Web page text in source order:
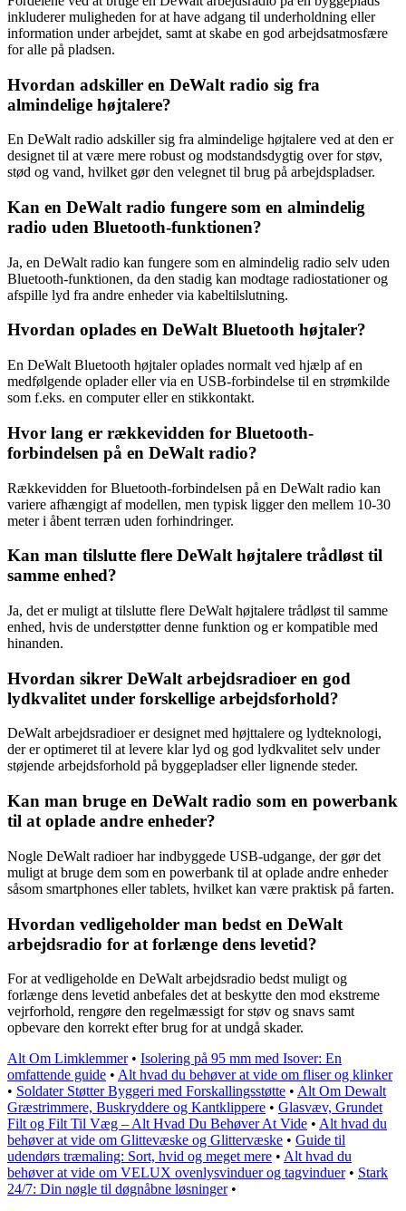
inkluderer muligheden for at have adgang til underholdning eller
information under arbejdet, samt at skabe en god arbejdsatmosfære
for alle på pladsen.
Hvordan adskiller en DeWalt radio sig fra
almindelige højtalere?
En DeWalt radio adskiller sig fra almindelige højtalere ved at den er
designet til at være mere robust og modstandsdygtig over for støv,
stød og vand, hvilket gør den velegnet til brug på arbejdspladser.
Kan en DeWalt radio fungere som en almindelig
radio uden Bluetooth-funktionen?
Ja, en DeWalt radio kan fungere som en almindelig radio selv uden
Bluetooth-funktionen, da den stadig kan modtage radiostationer og
afspille lyd fra andre enheder via kabeltilslutning.
Hvordan oplades en DeWalt Bluetooth højtaler?
En DeWalt Bluetooth højtaler oplades normalt ved hjælp af en
medfølgende oplader eller via en USB-forbindelse til en strømkilde
som f.eks. en computer eller en stikkontakt.
Hvor lang er rækkevidden for Bluetooth-
forbindelsen på en DeWalt radio?
Rækkevidden for Bluetooth-forbindelsen på en DeWalt radio kan
variere afhængigt af modellen, men typisk ligger den mellem 10-30
meter i åbent terræn uden forhindringer.
Kan man tilslutte flere DeWalt højtalere trådløst til
samme enhed?
Ja, det er muligt at tilslutte flere DeWalt højtalere trådløst til samme
enhed, hvis de understøtter denne funktion og er kompatible med
hinanden.
Hvordan sikrer DeWalt arbejdsradioer en god
lydkvalitet under forskellige arbejdsforhold?
DeWalt arbejdsradioer er designet med højttalere og lydteknologi,
der er optimeret til at levere klar lyd og god lydkvalitet selv under
støjende arbejdsforhold på byggepladser eller lignende steder.
Kan man bruge en DeWalt radio som en powerbank
til at oplade andre enheder?
Nogle DeWalt radioer har indbyggede USB-udgange, der gør det
muligt at bruge dem som en powerbank til at oplade andre enheder
såsom smartphones eller tablets, hvilket kan være praktisk på farten.
Hvordan vedligeholder man bedst en DeWalt
arbejdsradio for at forlænge dens levetid?
For at vedligeholde en DeWalt arbejdsradio bedst muligt og
forlænge dens levetid anbefales det at beskytte den mod ekstreme
vejrforhold, rengøre den regelmæssigt for støv og snavs samt
opbevare den korrekt efter brug for at undgå skader.
Alt Om Limklemmer• Isolering på 95 mm med Isover: En
omfattende guide • Alt hvad du behøver at vide om fliser og klinker
• Soldater Støtter Byggeri med Forskallingsstøtte • Alt Om Dewalt
Græstrimmere, Buskryddere og Kantklippere • Glasvæv, Grundet
Filt og Filt Til Væg – Alt Hvad Du Behøver At Vide • Alt hvad du
behøver at vide om Glittevæske og Glittervæske • Guide til
udendørs træmaling: Sort, hvid og meget mere • Alt hvad du
behøver at vide om VELUX ovenlysvinduer og tagvinduer• Stark
24/7: Din nøgle til døgnåbne løsninger•